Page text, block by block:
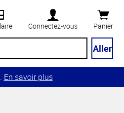
Connectez-vous Panier
Aller
En savoir plus